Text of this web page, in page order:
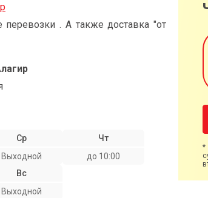
. А также доставка "от
Ср
Выходной
Чт
до 10:00
Вс
Выходной
*